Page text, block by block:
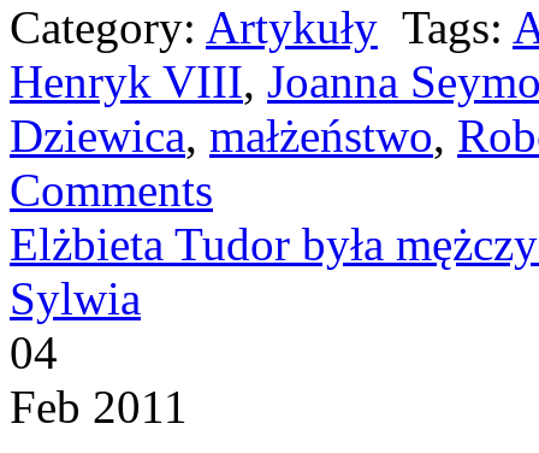
Category: Artykuły Tags:
Henryk VIII, Joanna
Dziewica, małżeństwo,
Comments
Elżbieta Tudor była
Sylwia
04
Feb 2011